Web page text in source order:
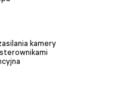
kamery